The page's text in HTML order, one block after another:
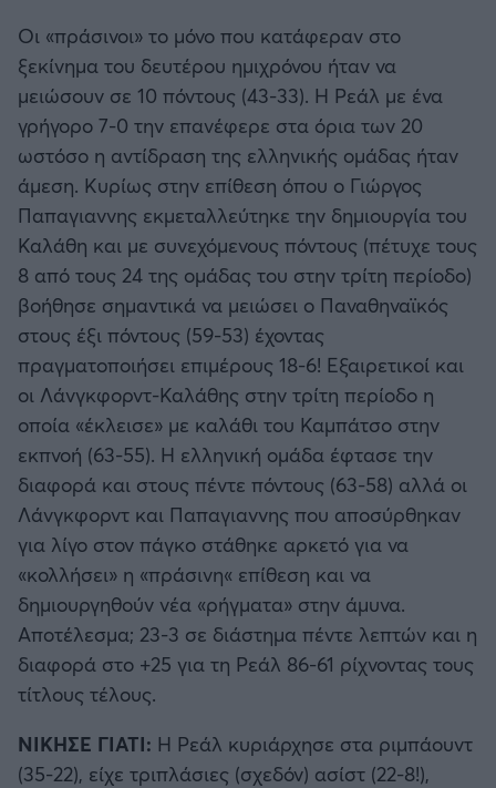
Οι «πράσινοι» το μόνο που κατάφεραν στο
ξεκίνημα του δευτέρου ημιχρόνου ήταν να
μειώσουν σε 10 πόντους (43-33). Η Ρεάλ με ένα
γρήγορο 7-0 την επανέφερε στα όρια των 20
ωστόσο η αντίδραση της ελληνικής ομάδας ήταν
άμεση. Κυρίως στην επίθεση όπου ο Γιώργος
Παπαγιαννης εκμεταλλεύτηκε την δημιουργία του
Καλάθη και με συνεχόμενους πόντους (πέτυχε τους
8 από τους 24 της ομάδας του στην τρίτη περίοδο)
βοήθησε σημαντικά να μειώσει ο Παναθηναϊκός
στους έξι πόντους (59-53) έχοντας
πραγματοποιήσει επιμέρους 18-6! Εξαιρετικοί και
οι Λάνγκφορντ-Καλάθης στην τρίτη περίοδο η
οποία «έκλεισε» με καλάθι του Καμπάτσο στην
εκπνοή (63-55). Η ελληνική ομάδα έφτασε την
διαφορά και στους πέντε πόντους (63-58) αλλά οι
Λάνγκφορντ και Παπαγιαννης που αποσύρθηκαν
για λίγο στον πάγκο στάθηκε αρκετό για να
«κολλήσει» η «πράσινη« επίθεση και να
δημιουργηθούν νέα «ρήγματα» στην άμυνα.
Αποτέλεσμα; 23-3 σε διάστημα πέντε λεπτών και η
διαφορά στο +25 για τη Ρεάλ 86-61 ρίχνοντας τους
τίτλους τέλους.
ΝΙΚΗΣΕ ΓΙΑΤΙ: Η Ρεάλ κυριάρχησε στα ριμπάουντ
(35-22), είχε τριπλάσιες (σχεδόν) ασίστ (22-8!),